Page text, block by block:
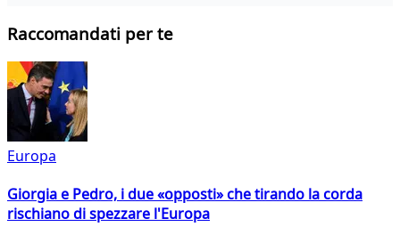
Raccomandati per te
Europa
Giorgia e Pedro, i due «opposti» che tirando la corda
rischiano di spezzare l'Europa